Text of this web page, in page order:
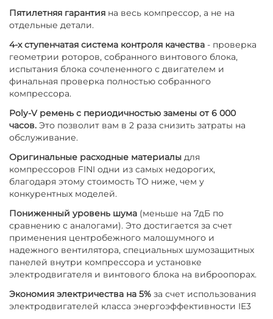
Пятилетняя гарантия на весь компрессор, а не на
отдельные детали.
4-х ступенчатая система контроля качества - проверка
геометрии роторов, собранного винтового блока,
испытания блока сочлененного с двигателем и
финальная проверка полностью собранного
компрессора.
Poly-V ремень с периодичностью замены от 6 000
часов.Это позволит вам в 2 раза снизить затраты на
обслуживание.
Оригинальные расходные материалы для
компрессоров FINI одни из самых недорогих,
благодаря этому стоимость ТО ниже, чем у
конкурентных моделей.
Пониженный уровень шума (меньше на 7дБ по
сравнению с аналогами). Это достигается за счет
применения центробежного малошумного и
надежного вентилятора, специальных шумозащитных
панелей внутри компрессора и установке
электродвигателя и винтового блока на виброопорах.
Экономия электричества на 5% за счет использования
электродвигателей класса энергоэффективности IE3